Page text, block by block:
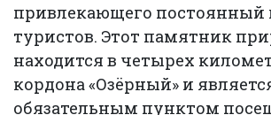
привлекающего постоянный
туристов. Этот памятник
находится в четырех
кордона «Озёрный» и
обязательным пунктом